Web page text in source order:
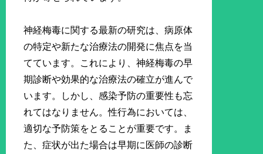
神経梅毒に関する最新の研究は、病原体
の特定や新たな治療法の開発に焦点を当
てています。これにより、神経梅毒の早
期診断や効果的な治療法の確立が進んで
います。しかし、感染予防の重要性も忘
れてはなりません。性行為においては、
適切な予防策をとることが重要です。ま
た、症状が出た場合は早期に医師の診断